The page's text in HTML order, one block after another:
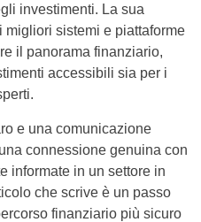
investimenti. La sua
sistemi e piattaforme
il panorama finanziario,
accessibili sia per i
e una comunicazione
connessione genuina con
informate in un settore in
che scrive è un passo
finanziario più sicuro